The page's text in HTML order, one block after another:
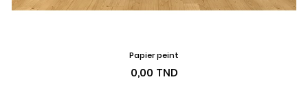
Papier peint
Prix
0,00 TND